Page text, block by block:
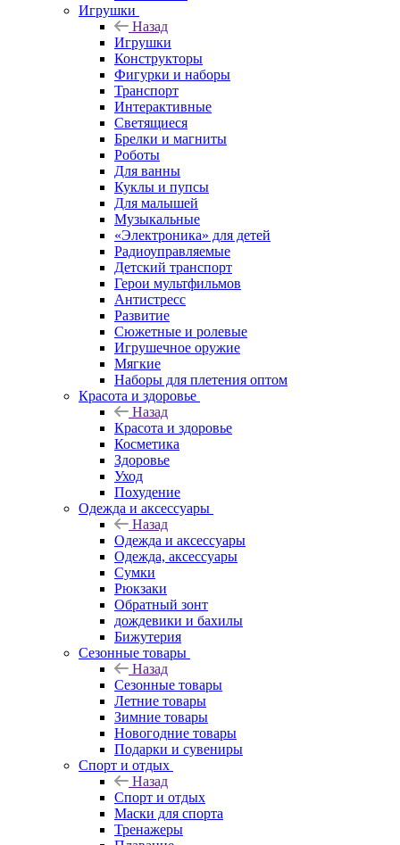
Игрушки
Назад
Игрушки
Конструкторы
Фигурки и наборы
Транспорт
Интерактивные
Светящиеся
Брелки и магниты
Роботы
Для ванны
Куклы и пупсы
Для малышей
Музыкальные
«Электроника» для детей
Радиоуправляемые
Детский транспорт
Герои мультфильмов
Антистресс
Развитие
Сюжетные и ролевые
Игрушечное оружие
Мягкие
Наборы для плетения оптом
Красота и здоровье
Назад
Красота и здоровье
Косметика
Здоровье
Уход
Похудение
Одежда и аксессуары
Назад
Одежда и аксессуары
Одежда, аксессуары
Сумки
Рюкзаки
Обратный зонт
дождевики и бахилы
Бижутерия
Сезонные товары
Назад
Сезонные товары
Летние товары
Зимние товары
Новогодние товары
Подарки и сувениры
Спорт и отдых
Назад
Спорт и отдых
Маски для спорта
Тренажеры